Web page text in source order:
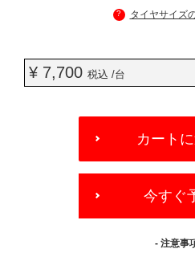
? タイヤサイズ
¥ 7,700 税込 /台
OPTIONS
カート
今すぐ
- 注意事